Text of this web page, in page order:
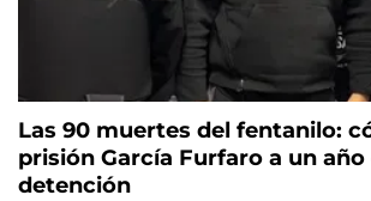
Las 90 muertes del fentanilo:
prisión García Furfaro a un año
detención